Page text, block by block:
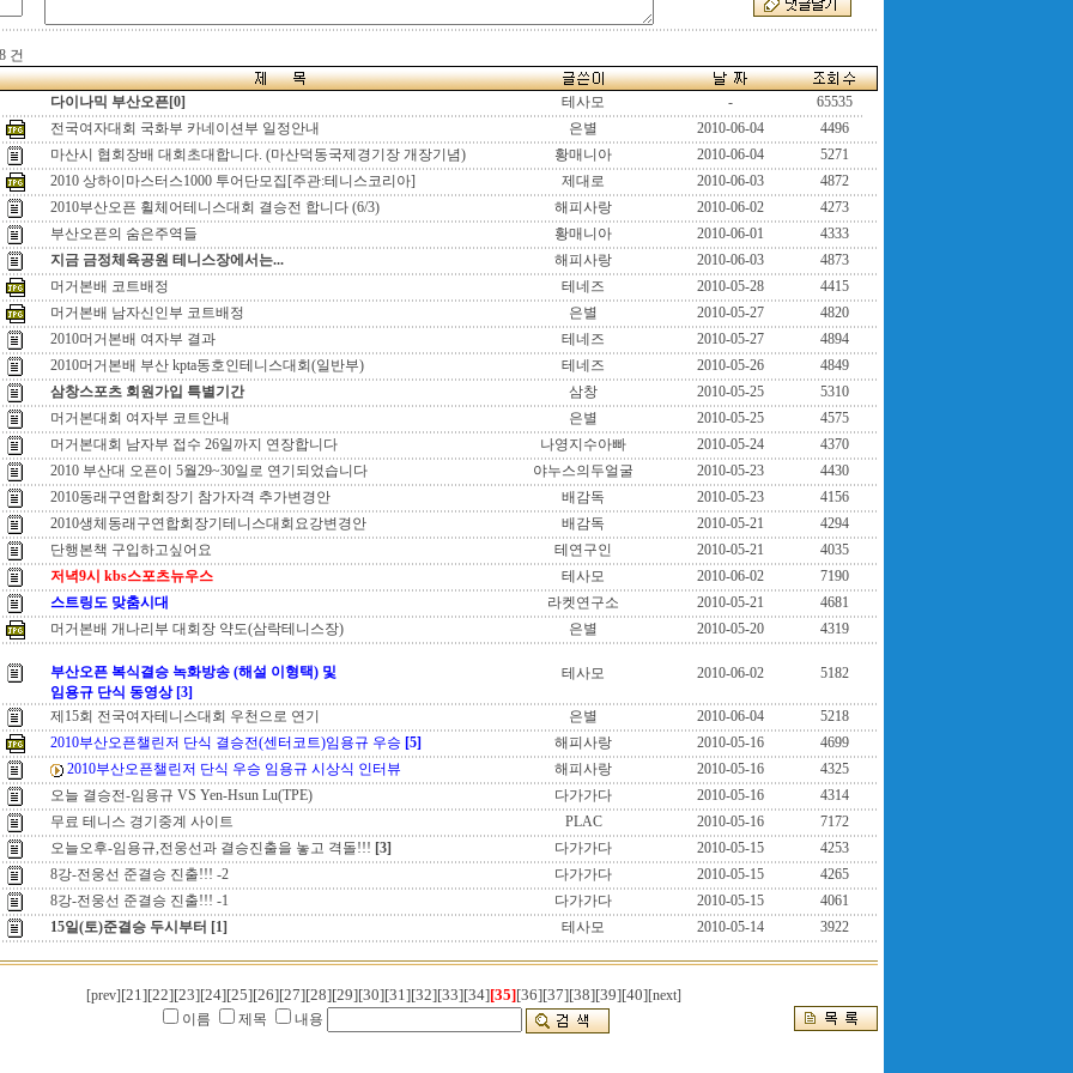
건
다이나믹 부산오픈[0] 테사모 -
65535
전국여자대회 국화부 카네이션부 일정안내
은별 2010-06-04
4496
마산시 협회장배 대회초대합니다. (마산덕동국제경기장 개장기념)
황매니아 2010-06-04
5271
2010 상하이마스터스1000 투어단모집[주관:테니스코리아]
제대로 2010-06-03
4872
2010부산오픈 휠체어테니스대회 결승전 합니다 (6/3)
해피사랑 2010-06-02
4273
부산오픈의 숨은주역들
황매니아 2010-06-01
4333
지금 금정체육공원 테니스장에서는...
해피사랑 2010-06-03
4873
머거본배 코트배정
테네즈 2010-05-28
4415
머거본배 남자신인부 코트배정
은별 2010-05-27
4820
2010머거본배 여자부 결과
테네즈 2010-05-27
4894
2010머거본배 부산 kpta동호인테니스대회(일반부)
테네즈 2010-05-26
4849
삼창스포츠 회원가입 특별기간
삼창 2010-05-25
5310
머거본대회 여자부 코트안내
은별 2010-05-25
4575
머거본대회 남자부 접수 26일까지 연장합니다
나영지수아빠 2010-05-24
4370
2010 부산대 오픈이 5월29~30일로 연기되었습니다
야누스의두얼굴 2010-05-23
4430
2010동래구연합회장기 참가자격 추가변경안
배감독 2010-05-23
4156
2010생체동래구연합회장기테니스대회요강변경안
배감독 2010-05-21
4294
단행본책 구입하고싶어요
테연구인 2010-05-21
4035
저녁9시 kbs스포츠뉴우스
테사모 2010-06-02
7190
스트링도 맞춤시대
라켓연구소 2010-05-21
4681
머거본배 개나리부 대회장 약도(삼락테니스장)
은별 2010-05-20 4319
부산오픈 복식결승 녹화방송 (해설 이형택) 및
임용규 단식 동영상 [3]
테사모 2010-06-02 5182
제15회 전국여자테니스대회 우천으로 연기 은별 2010-06-04
5218
2010부산오픈챌린저 단식 결승전(센터코트)임용규 우승 [5] 해피사랑 2010-05-16
4699
2010부산오픈챌린저 단식 우승 임용규 시상식 인터뷰
해피사랑 2010-05-16
4325
오늘 결승전-임용규 VS Yen-Hsun Lu(TPE)
다가가다 2010-05-16
4314
무료 테니스 경기중계 사이트
PLAC 2010-05-16
7172
오늘오후-임용규,전웅선과 결승진출을 놓고 격돌!!! [3] 다가가다 2010-05-15
4253
8강-전웅선 준결승 진출!!! -2
다가가다 2010-05-15
4265
8강-전웅선 준결승 진출!!! -1
다가가다 2010-05-15
4061
15일(토)준결승 두시부터 [1] 테사모 2010-05-14 3922
[prev] [21][22][23][24][25][26][27][28][29][30][31][32][33][34][35][36][37][38][39][40][next]
이름
제목 내용